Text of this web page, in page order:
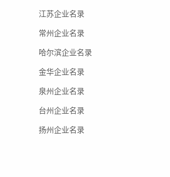
江苏企业名录
常州企业名录
哈尔滨企业名录
金华企业名录
泉州企业名录
台州企业名录
扬州企业名录